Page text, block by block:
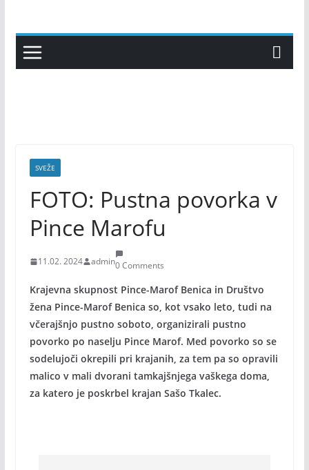
content
SVEŽE
FOTO: Pustna povorka v
Pince Marofu
11.02. 2024 admin0 Comments
Krajevna skupnost Pince-Marof Benica in Društvo
žena Pince-Marof Benica so, kot vsako leto, tudi na
včerajšnjo pustno soboto, organizirali pustno
povorko po naselju Pince Marof. Med povorko so se
sodelujoči okrepili pri krajanih, za tem pa so opravili
malico v mali dvorani tamkajšnjega vaškega doma,
za katero je poskrbel krajan Sašo Tkalec.